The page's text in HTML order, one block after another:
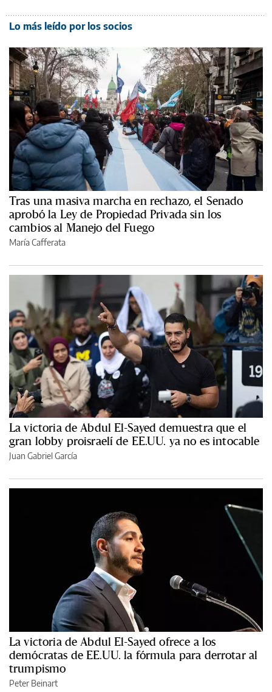
Lo más leído por los socios
Tras una masiva marcha en rechazo, el Senado
aprobó la Ley de Propiedad Privada sin los
cambios al Manejo del Fuego
María Cafferata
La victoria de Abdul El-Sayed demuestra que el
gran lobby proisraelí de EE.UU. ya no es intocable
Juan Gabriel García
La victoria de Abdul El-Sayed ofrece a los
demócratas de EE.UU. la fórmula para derrotar al
trumpismo
Peter Beinart